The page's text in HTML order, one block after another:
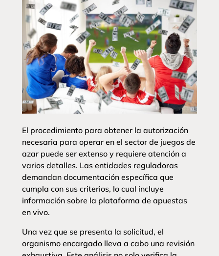
El procedimiento para obtener la autorización
necesaria para operar en el sector de juegos de
azar puede ser extenso y requiere atención a
varios detalles. Las entidades reguladoras
demandan documentación específica que
cumpla con sus criterios, lo cual incluye
información sobre la plataforma de apuestas
en vivo.
Una vez que se presenta la solicitud, el
organismo encargado lleva a cabo una revisión